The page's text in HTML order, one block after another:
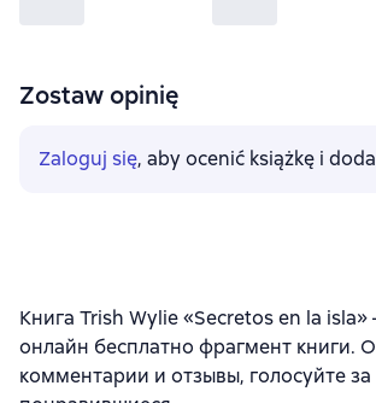
Zostaw opinię
Zaloguj się, aby ocenić książkę i
Книга Trish Wylie «Secretos en la
онлайн бесплатно фрагмент книги.
комментарии и отзывы, голосуйте за